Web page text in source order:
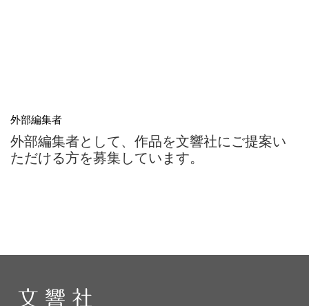
外部編集者
外部編集者として、作品を文響社にご提案い
ただける方を募集しています。